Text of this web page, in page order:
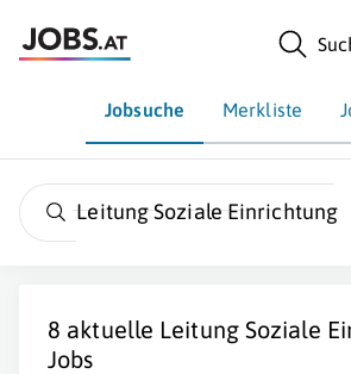
Jobsuche Merkliste
Leitung Soziale Einrichtung
8 aktuelle Leitung Soziale
Jobs